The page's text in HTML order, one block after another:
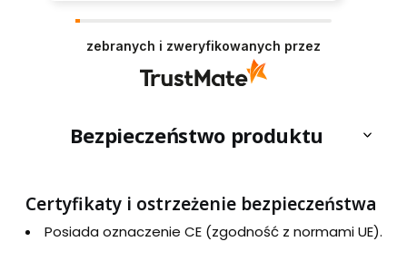
zebranych i zweryfikowanych przez
Bezpieczeństwo produktu
Certyfikaty i ostrzeżenie bezpieczeństwa
Posiada oznaczenie CE (zgodność z normami UE).